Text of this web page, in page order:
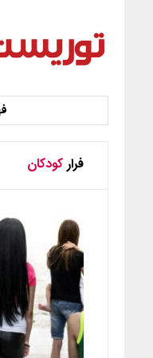
فرار کودکان